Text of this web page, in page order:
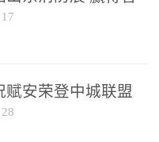
耀
17
赋安荣登中城联盟
略合作平台
28